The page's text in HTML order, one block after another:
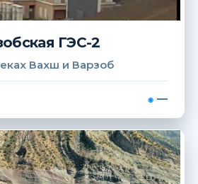
ГЭС-2
Вахш и Варзоб
—